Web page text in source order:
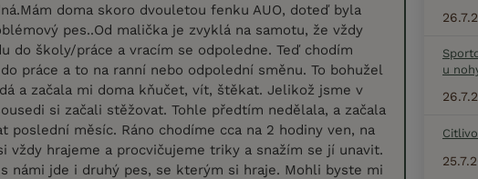
doma skoro dvouletou fenku AUO, doteď byla
pes..Od malička je zvyklá na samotu, že vždy
do školy/práce a vracím se odpoledne. Teď chodím
práce a to na ranní nebo odpolední směnu. To bohužel
a začala mi doma kňučet, vít, štěkat. Jelikož jsme v
si začali stěžovat. Tohle předtím nedělala, a začala
poslední měsíc. Ráno chodíme cca na 2 hodiny ven, na
vždy hrajeme a procvičujeme triky a snažím se jí unavit.
s námi jde i druhý pes, se kterým si hraje. Mohli byste mi
u